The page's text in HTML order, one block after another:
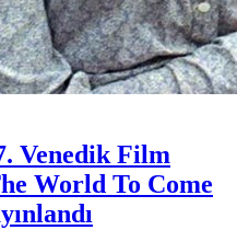
Venedik Film
World To Come